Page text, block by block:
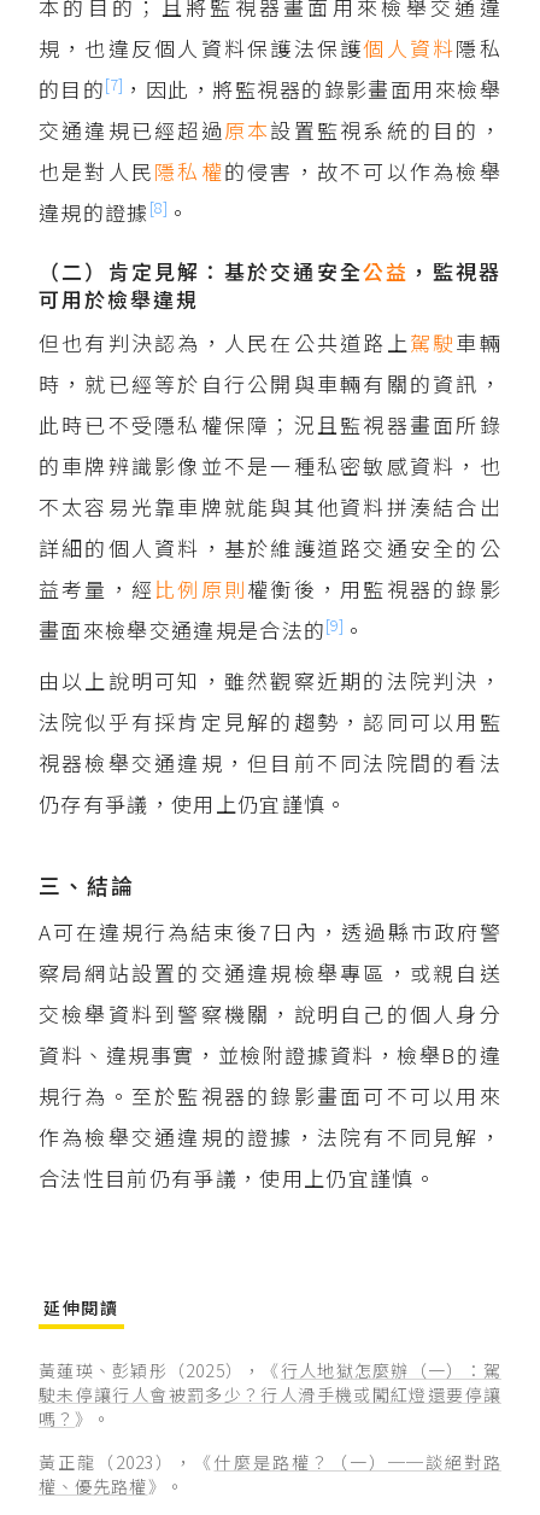
本的目的；且將監視器畫面用來檢舉交通違
規，也違反個人資料保護法保護個人資料隱私
的目的[7] ，因此，將監視器的錄影畫面用來檢舉
交通違規已經超過原本設置監視系統的目的，
也是對人民隱私權的侵害，故不可以作為檢舉
違規的證據 [8] 。
（二）肯定見解：基於交通安全公益 ，監視器
可用於檢舉違規
但也有判決認為，人民在公共道路上駕駛車輛
時，就已經等於自行公開與車輛有關的資訊，
此時已不受隱私權保障；況且監視器畫面所錄
的車牌辨識影像並不是一種私密敏感資料，也
不太容易光靠車牌就能與其他資料拼湊結合出
詳細的個人資料，基於維護道路交通安全的公
益考量，經 比例原則權衡後，用監視器的錄影
畫面來檢舉交通違規是合法的[9] 。
由以上說明可知，雖然觀察近期的法院判決，
法院似乎有採肯定見解的趨勢，認同可以用監
視器檢舉交通違規，但目前不同法院間的看法
仍存有爭議，使用上仍宜謹慎。
三、結論
A可在違規行為結束後7日內，透過縣市政府警
察局網站設置的交通違規檢舉專區，或親自送
交檢舉資料到警察機關，說明自己的個人身分
資料、違規事實，並檢附證據資料，檢舉B的違
規行為。至於監視器的錄影畫面可不可以用來
作為檢舉交通違規的證據，法院有不同見解，
合法性目前仍有爭議，使用上仍宜謹慎。
延伸閱讀
黃蓮瑛、彭穎彤（2025），《行人地獄怎麼辦（一）：駕
駛未停讓行人會被罰多少？行人滑手機或闖紅燈還要停讓
嗎？》。
黃正龍（2023），《什麼是路權？（一）──談絕對路
權、優先路權》。